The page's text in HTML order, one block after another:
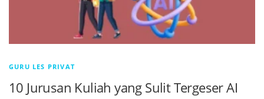
GURU LES PRIVAT
10 Jurusan Kuliah yang Sulit Tergeser AI